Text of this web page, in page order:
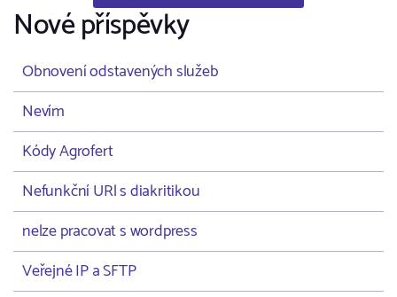
Nové příspěvky
Obnovení odstavených služeb
Nevím
Kódy Agrofert
Nefunkční URl s diakritikou
nelze pracovat s wordpress
Veřejné IP a SFTP